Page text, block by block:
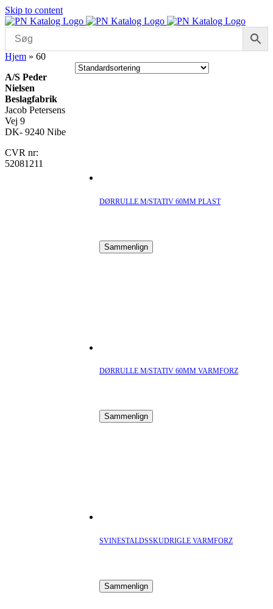
Skip to content
Hjem » 60
DØRRULLE M/STATIV 60MM PLAST
Sammenlign
DØRRULLE M/STATIV 60MM VARMFORZ
Sammenlign
SVINESTALDSSKUDRIGLE VARMFORZ
Sammenlign
A/S Peder
Nielsen
Beslagfabrik
Jacob Petersens
Vej 9
DK- 9240 Nibe
CVR nr:
52081211